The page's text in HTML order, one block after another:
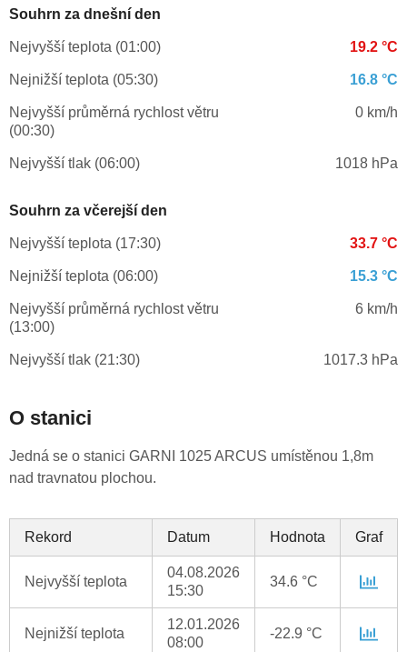
Souhrn za dnešní den
Nejvyšší teplota (01:00) 19.2 °C
Nejnižší teplota (05:30) 16.8 °C
Nejvyšší průměrná rychlost větru
(00:30)
0 km/h
Nejvyšší tlak (06:00) 1018 hPa
Souhrn za včerejší den
Nejvyšší teplota (17:30) 33.7 °C
Nejnižší teplota (06:00) 15.3 °C
Nejvyšší průměrná rychlost větru
(13:00)
6 km/h
Nejvyšší tlak (21:30) 1017.3 hPa
O stanici
Jedná se o stanici GARNI 1025 ARCUS umístěnou 1,8m
nad travnatou plochou.
Rekord Datum Hodnota Graf
Nejvyšší teplota
04.08.2026
15:30
34.6 °C
Nejnižší teplota
12.01.2026
08:00
-22.9 °C